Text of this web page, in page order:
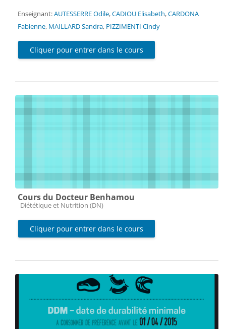
Enseignant:AUTESSERRE Odile,CADIOU Elisabeth,CARDONA
Fabienne, MAILLARD Sandra, PIZZIMENTI Cindy
Cliquer pour entrer dans le cours
Cours du Docteur Benhamou
Catégorie de cours
Diététique et Nutrition (DN)
Cliquer pour entrer dans le cours